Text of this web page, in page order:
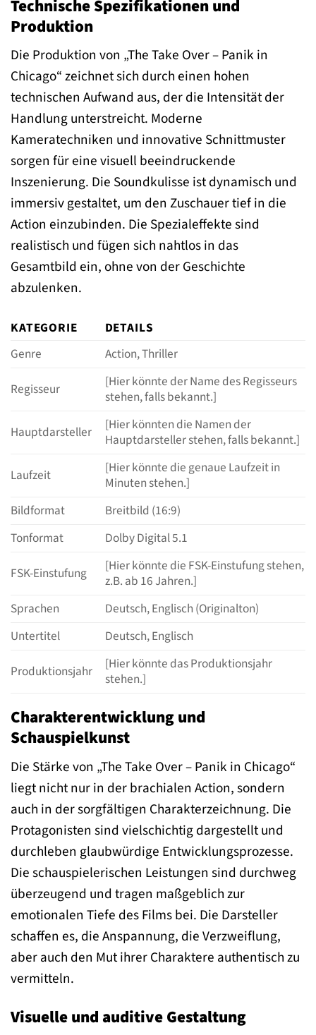
Technische Spezifikationen und
Produktion
Die Produktion von „The Take Over – Panik in
Chicago“ zeichnet sich durch einen hohen
technischen Aufwand aus, der die Intensität der
Handlung unterstreicht. Moderne
Kameratechniken und innovative Schnittmuster
sorgen für eine visuell beeindruckende
Inszenierung. Die Soundkulisse ist dynamisch und
immersiv gestaltet, um den Zuschauer tief in die
Action einzubinden. Die Spezialeffekte sind
realistisch und fügen sich nahtlos in das
Gesamtbild ein, ohne von der Geschichte
abzulenken.
KATEGORIE
DETAILS
Genre
Action, Thriller
Regisseur
[Hier könnte der Name des Regisseurs
stehen, falls bekannt.]
Hauptdarsteller
[Hier könnten die Namen der
Hauptdarsteller stehen, falls bekannt.]
Laufzeit
[Hier könnte die genaue Laufzeit in
Minuten stehen.]
Bildformat
Breitbild (16:9)
Tonformat
Dolby Digital 5.1
FSK-Einstufung
[Hier könnte die FSK-Einstufung stehen,
z.B. ab 16 Jahren.]
Sprachen
Deutsch, Englisch (Originalton)
Untertitel
Deutsch, Englisch
Produktionsjahr
[Hier könnte das Produktionsjahr
stehen.]
Charakterentwicklung und
Schauspielkunst
Die Stärke von „The Take Over – Panik in Chicago“
liegt nicht nur in der brachialen Action, sondern
auch in der sorgfältigen Charakterzeichnung. Die
Protagonisten sind vielschichtig dargestellt und
durchleben glaubwürdige Entwicklungsprozesse.
Die schauspielerischen Leistungen sind durchweg
überzeugend und tragen maßgeblich zur
emotionalen Tiefe des Films bei. Die Darsteller
schaffen es, die Anspannung, die Verzweiflung,
aber auch den Mut ihrer Charaktere authentisch zu
vermitteln.
Visuelle und auditive Gestaltung